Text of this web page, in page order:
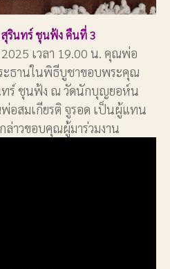
รินทร์ ชุนฟ้ง คืนที่ 3
เวลา 19.00 น. คุณพ่อ
ะธานในพิธีบูชาขอบพระคุณ
ร์ ชุนฟ้ง ณ วัดนักบุญยอห์น
อสมเกียรติ จูรอด เป็นผู้แทน
ล่าวขอบคุณผู้มาร่วมงาน